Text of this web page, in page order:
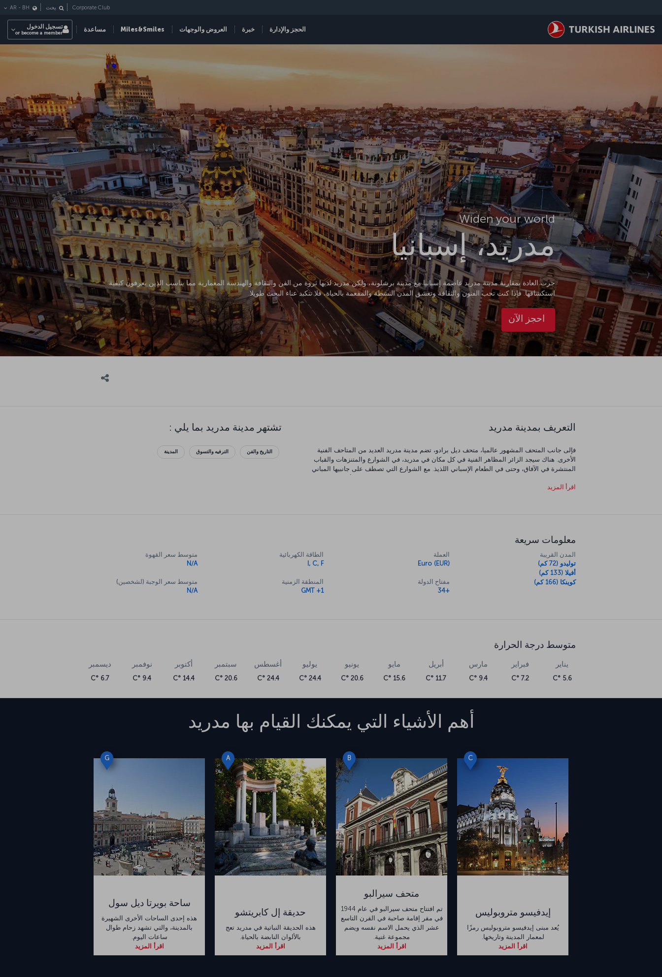
الحجز والإدارة خبرة العروض والوجهات Miles&Smiles مساعدة
Corporate Club بحث AR - BH
تسجيل الدخول
or become a member
Widen your world
مدريد، إسبانيا
جرت العادة بمقارنة مدينة مدريد عاصمة إسبانيا مع مدينة برشلونة، ولكن مدريد لديها ثروة من الفن والثقافة والهندسة المعمارية مما يناسب الذين يعرفون كيفية
استكشافها. فإذا كنت تحب الفنون والثقافة وتعشق المدن النشطة والمفعمة بالحياة، فلا تتكبد عناء البحث طويلا.
احجز الآن
التعريف بمدينة مدريد
فإلى جانب المتحف المشهور عالميا، متحف ديل برادو، تضم مدينة مدريد العديد من المتاحف الفنية
الأخرى. هناك سيجد الزائر المظاهر الفنية في كل مكان في مدريد، في الشوارع والمتنزهات والقباب
المنتشرة في الآفاق، وحتى في الطعام الإسباني اللذيذ. مع الشوارع التي تصطف على جانبيها المباني
المدينة المبهجة.
اقرأ المزيد
تشتهر مدينة مدريد بما يلي :
التاريخ والفن الترفيه والتسوق المدينة
معلومات سريعة
المدن القريبة
توليدو (72 كم)
أفيلا (133 كم)
كوينكا (166 كم)
العملة
Euro (EUR)
مفتاح الدولة
+34
الطاقة الكهربائية
I, C, F
المنطقة الزمنية
GMT +1
متوسط سعر القهوة
N/A
متوسط سعر الوجبة (لشخصين)
N/A
متوسط درجة الحرارة
يناير
5.6 °C
فبراير
7.2 °C
مارس
9.4 °C
أبريل
11.7 °C
مايو
15.6 °C
يونيو
20.6 °C
يوليو
24.4 °C
أغسطس
24.4 °C
سبتمبر
20.6 °C
أكتوبر
14.4 °C
نوفمبر
9.4 °C
ديسمبر
6.7 °C
أهم الأشياء التي يمكنك القيام بها مدريد
C
إيدفيسو متروبوليس
يُعد مبنى إيدفيسو متروبوليس رمزًا
لمعمار المدينة وتاريخها.
اقرأ المزيد
B
متحف سيرالبو
تم افتتاح متحف سيرالبو في عام 1944
في مقر إقامة صاحبة في القرن التاسع
عشر الذي يحمل الاسم نفسه ويضم
مجموعة غنية.
اقرأ المزيد
A
حديقة إل كابريتشو
هذه الحديقة النباتية في مدريد تعج
بالألوان النابضة بالحياة.
اقرأ المزيد
G
ساحة بويرتا ديل سول
هذه إحدى الساحات الأخرى الشهيرة
بالمدينة، والتي تشهد زحام طوال
ساعات اليوم.
اقرأ المزيد